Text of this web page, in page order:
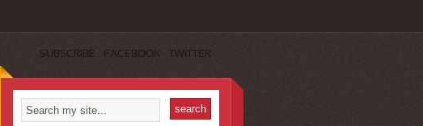
SUBSCRIBE FACEBOOK TWITTER